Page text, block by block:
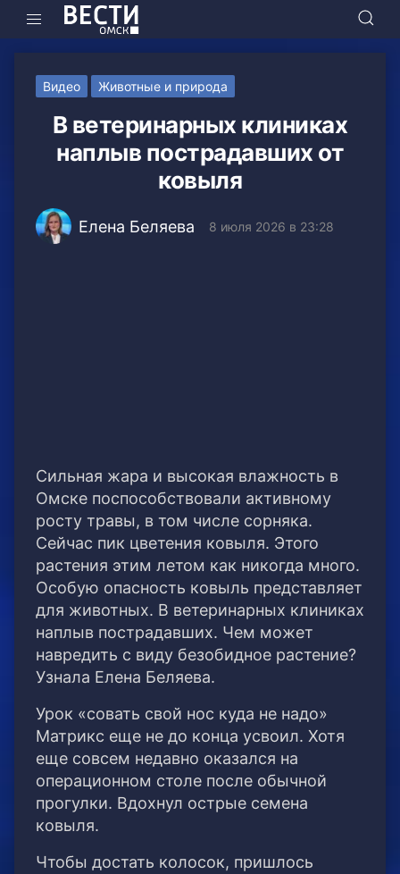
Видео Животные и природа
В ветеринарных клиниках
наплыв пострадавших от
ковыля
Елена Беляева 8 июля 2026 в 23:28
Сильная жара и высокая влажность в
Омске поспособствовали активному
росту травы, в том числе сорняка.
Сейчас пик цветения ковыля. Этого
растения этим летом как никогда много.
Особую опасность ковыль представляет
для животных. В ветеринарных клиниках
наплыв пострадавших. Чем может
навредить с виду безобидное растение?
Узнала Елена Беляева.
Урок «совать свой нос куда не надо»
Матрикс еще не до конца усвоил. Хотя
еще совсем недавно оказался на
операционном столе после обычной
прогулки. Вдохнул острые семена
ковыля.
Чтобы достать колосок, пришлось